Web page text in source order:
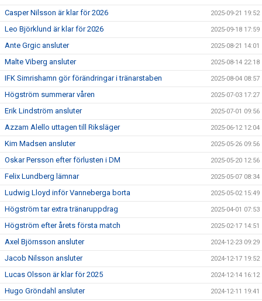
Casper Nilsson är klar för 2026 2025-09-21 19:52
Leo Björklund är klar för 2026 2025-09-18 17:59
Ante Grgic ansluter 2025-08-21 14:01
Malte Viberg ansluter 2025-08-14 22:18
IFK Simrishamn gör förändringar i tränarstaben 2025-08-04 08:57
Högström summerar våren 2025-07-03 17:27
Erik Lindström ansluter 2025-07-01 09:56
Azzam Alello uttagen till Riksläger 2025-06-12 12:04
Kim Madsen ansluter 2025-05-26 09:56
Oskar Persson efter förlusten i DM 2025-05-20 12:56
Felix Lundberg lämnar 2025-05-07 08:34
Ludwig Lloyd inför Vanneberga borta 2025-05-02 15:49
Högström tar extra tränaruppdrag 2025-04-01 07:53
Högström efter årets första match 2025-02-17 14:51
Axel Björnsson ansluter 2024-12-23 09:29
Jacob Nilsson ansluter 2024-12-17 19:52
Lucas Olsson är klar för 2025 2024-12-14 16:12
Hugo Gröndahl ansluter 2024-12-11 19:41